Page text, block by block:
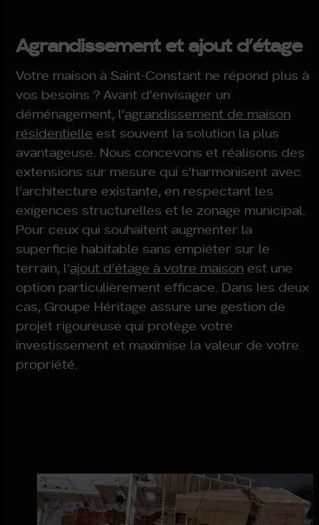
Agrandissement et ajout d’étage
Votre maison à Saint-Constant ne répond plus à
vos besoins ? Avant d’envisager un
déménagement, l’agrandissement de maison
résidentielle est souvent la solution la plus
avantageuse. Nous concevons et réalisons des
extensions sur mesure qui s’harmonisent avec
l’architecture existante, en respectant les
exigences structurelles et le zonage municipal.
Pour ceux qui souhaitent augmenter la
superficie habitable sans empiéter sur le
terrain, l’ajout d’étage à votre maison est une
option particulièrement efficace. Dans les deux
cas, Groupe Héritage assure une gestion de
projet rigoureuse qui protège votre
investissement et maximise la valeur de votre
propriété.